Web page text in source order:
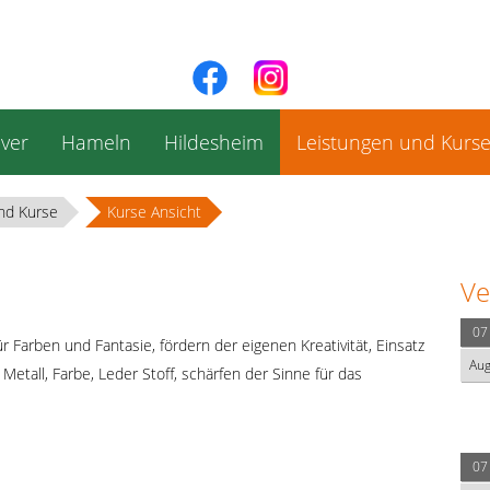
Hameln Hildesheim Leistungen und Kurse
Kurse Kurse Ansicht
Farben und Fantasie, fördern der eigenen Kreativität, Einsatz
Farbe, Leder Stoff, schärfen der Sinne für das
07
Aug
07